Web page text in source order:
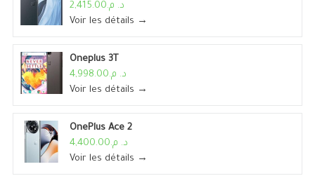
د. م.2,415.00
Voir les détails →
Oneplus 3T
د. م.4,998.00
Voir les détails →
OnePlus Ace 2
د. م.4,400.00
Voir les détails →